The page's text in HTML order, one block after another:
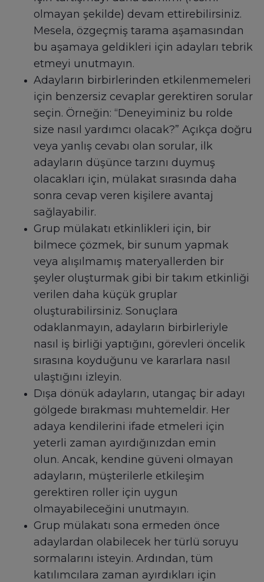
olmayan şekilde) devam ettirebilirsiniz.
Mesela, özgeçmiş tarama aşamasından
bu aşamaya geldikleri için adayları tebrik
etmeyi unutmayın.
Adayların birbirlerinden etkilenmemeleri
için benzersiz cevaplar gerektiren sorular
seçin. Örneğin: “Deneyiminiz bu rolde
size nasıl yardımcı olacak?” Açıkça doğru
veya yanlış cevabı olan sorular, ilk
adayların düşünce tarzını duymuş
olacakları için, mülakat sırasında daha
sonra cevap veren kişilere avantaj
sağlayabilir.
Grup mülakatı etkinlikleri için, bir
bilmece çözmek, bir sunum yapmak
veya alışılmamış materyallerden bir
şeyler oluşturmak gibi bir takım etkinliği
verilen daha küçük gruplar
oluşturabilirsiniz. Sonuçlara
odaklanmayın, adayların birbirleriyle
nasıl iş birliği yaptığını, görevleri öncelik
sırasına koyduğunu ve kararlara nasıl
ulaştığını izleyin.
Dışa dönük adayların, utangaç bir adayı
gölgede bırakması muhtemeldir. Her
adaya kendilerini ifade etmeleri için
yeterli zaman ayırdığınızdan emin
olun. Ancak, kendine güveni olmayan
adayların, müşterilerle etkileşim
gerektiren roller için uygun
olmayabileceğini unutmayın.
Grup mülakatı sona ermeden önce
adaylardan olabilecek her türlü soruyu
sormalarını isteyin. Ardından, tüm
katılımcılara zaman ayırdıkları için